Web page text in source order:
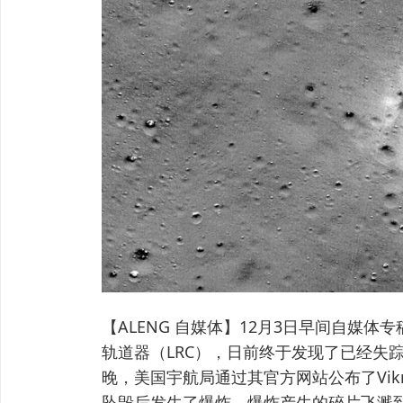
【ALENG 自媒体】12月3日早间自媒体
轨道器（LRC），日前终于发现了已经
晚，美国宇航局通过其官方网站公布了